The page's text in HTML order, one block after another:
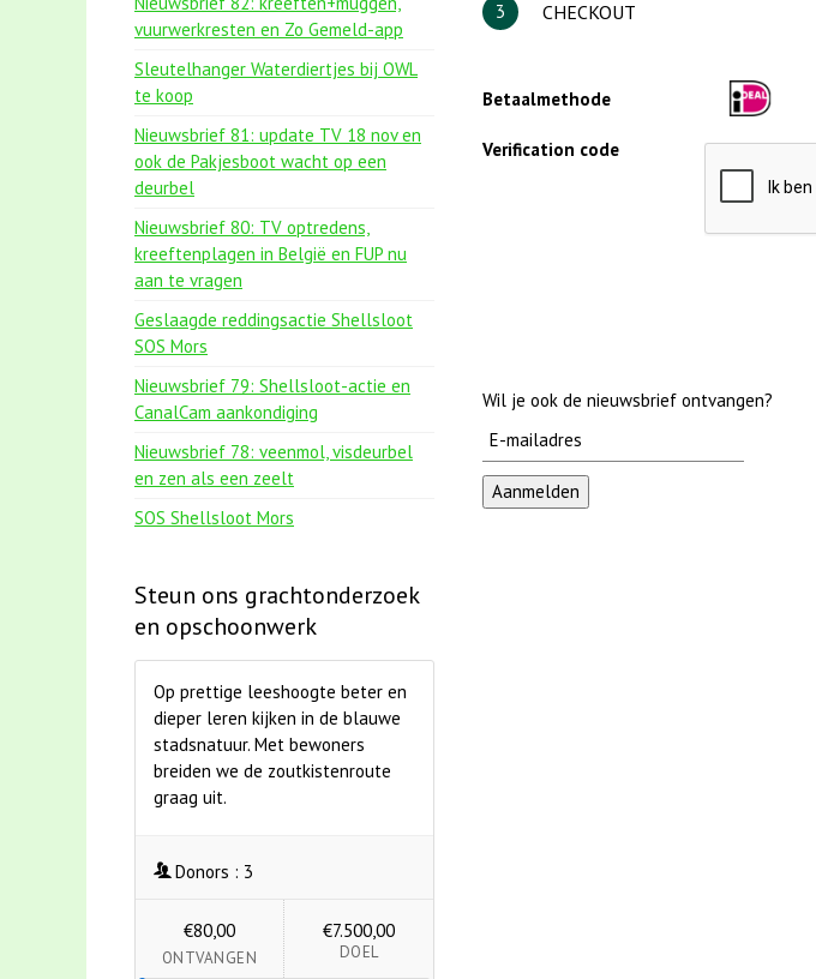
3 CHECKOUT
Betaalmethode
Verification code
Wil je ook de nieuwsbrief ontvangen?
vuurwerkresten en Zo Gemeld-app
Sleutelhanger Waterdiertjes bij OWL
te koop
Nieuwsbrief 81: update TV 18 nov en
ook de Pakjesboot wacht op een
deurbel
Nieuwsbrief 80: TV optredens,
kreeftenplagen in België en FUP nu
aan te vragen
Geslaagde reddingsactie Shellsloot
SOS Mors
Nieuwsbrief 79: Shellsloot-actie en
CanalCam aankondiging
Nieuwsbrief 78: veenmol, visdeurbel
en zen als een zeelt
SOS Shellsloot Mors
Steun ons grachtonderzoek
en opschoonwerk
Op prettige leeshoogte beter en
dieper leren kijken in de blauwe
stadsnatuur. Met bewoners
breiden we de zoutkistenroute
graag uit.
Donors : 3
€80,00
ONTVANGEN
€7.500,00
DOEL